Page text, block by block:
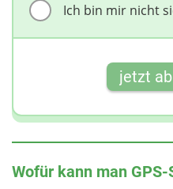
Ich bin mir nicht
jetzt
Wofür kann man